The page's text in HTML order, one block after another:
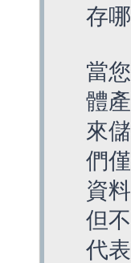
存
當
體
來
們
資
但
代